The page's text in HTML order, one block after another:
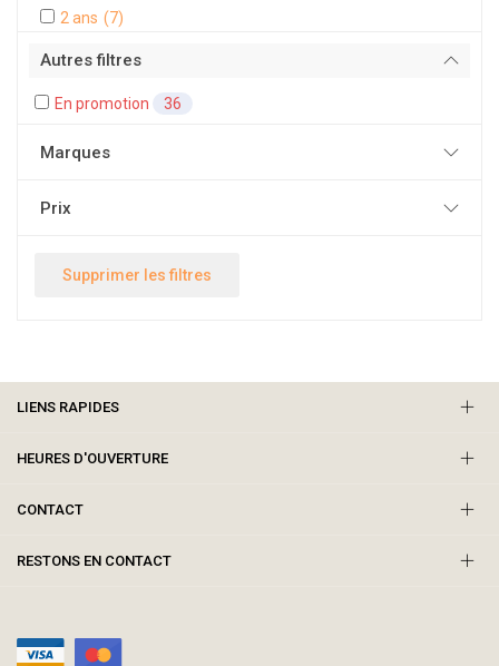
2 ans (7)
Autres filtres
En promotion 36
Marques
Prix
Supprimer les filtres
LIENS RAPIDES
HEURES D'OUVERTURE
CONTACT
RESTONS EN CONTACT